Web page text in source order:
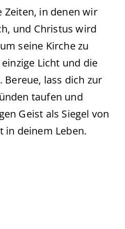
Zeiten, in denen wir
und Christus wird
seine Kirche zu
Licht und die
Bereue, lass dich zur
taufen und
Geist als Siegel von
in deinem Leben.